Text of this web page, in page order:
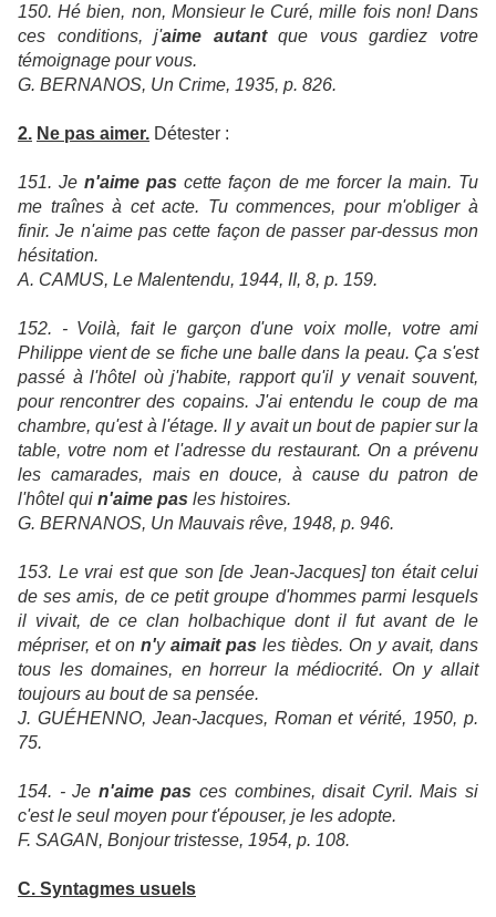
150. Hé bien, non, Monsieur le Curé, mille fois non! Dans
ces conditions, j'aime autantque vous gardiez votre
témoignage pour vous.
G. BERNANOS, Un Crime, 1935, p. 826.
2. Ne pas aimer. Détester :
151. Jen'aime pas cette façon de me forcer la main. Tu
me traînes à cet acte. Tu commences, pour m'obliger à
finir. Je n'aime pas cette façon de passer par-dessus mon
hésitation.
A. CAMUS, Le Malentendu, 1944, II, 8, p. 159.
152. - Voilà, fait le garçon d'une voix molle, votre ami
Philippe vient de se fiche une balle dans la peau. Ça s'est
passé à l'hôtel où j'habite, rapport qu'il y venait souvent,
pour rencontrer des copains. J'ai entendu le coup de ma
chambre, qu'est à l'étage. Il y avait un bout de papier sur la
table, votre nom et l'adresse du restaurant. On a prévenu
les camarades, mais en douce, à cause du patron de
l'hôtel qui n'aime pas les histoires.
G. BERNANOS, Un Mauvais rêve, 1948, p. 946.
153. Le vrai est que son [de Jean-Jacques] ton était celui
de ses amis, de ce petit groupe d'hommes parmi lesquels
il vivait, de ce clan holbachique dont il fut avant de le
mépriser, et on n'y aimait pas les tièdes. On y avait, dans
tous les domaines, en horreur la médiocrité. On y allait
toujours au bout de sa pensée.
J. GUÉHENNO, Jean-Jacques, Roman et vérité, 1950, p.
75.
154. - Je n'aime pas ces combines, disait Cyril. Mais si
c'est le seul moyen pour t'épouser, je les adopte.
F. SAGAN, Bonjour tristesse, 1954, p. 108.
C. Syntagmes usuels